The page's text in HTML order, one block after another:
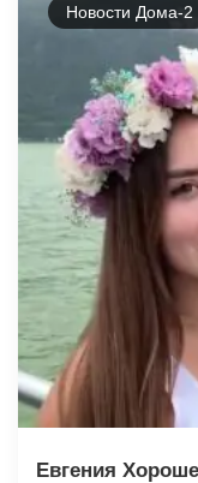
Новости Дома-2
Евгения